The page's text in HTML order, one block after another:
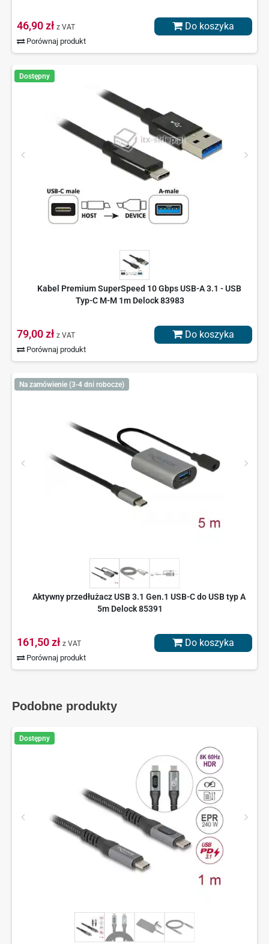
46,90 zł z VAT
Porównaj produkt
Do koszyka
Dostępny
Kabel Premium SuperSpeed 10 Gbps USB-A 3.1 - USB
Typ-C M-M 1m Delock 83983
79,00 zł z VAT
Porównaj produkt
Do koszyka
Na zamówienie (3-4 dni robocze)
Aktywny przedłużacz USB 3.1 Gen.1 USB-C do USB typ A
5m Delock 85391
161,50 zł z VAT
Porównaj produkt
Do koszyka
Podobne produkty
Dostępny